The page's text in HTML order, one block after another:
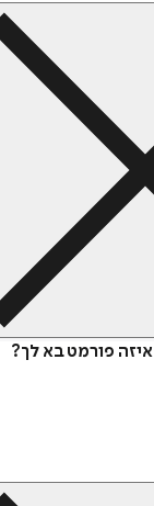
איזה פורמט בא לך?